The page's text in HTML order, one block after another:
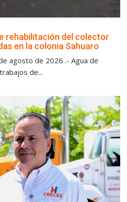
rehabilitación del colector
en la colonia Sahuaro
agosto de 2026 .- Agua de
de...